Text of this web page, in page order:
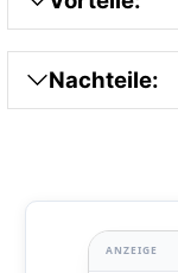
Nachteile:
ANZEIGE